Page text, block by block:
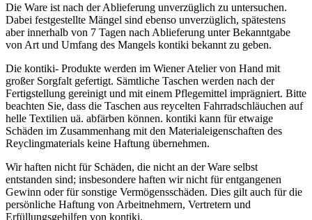
Die Ware ist nach der Ablieferung unverzüglich zu untersuchen.
Dabei festgestellte Mängel sind ebenso unverzüglich, spätestens
aber innerhalb von 7 Tagen nach Ablieferung unter Bekanntgabe
von Art und Umfang des Mangels kontiki bekannt zu geben.
Die kontiki- Produkte werden im Wiener Atelier von Hand mit
großer Sorgfalt gefertigt. Sämtliche Taschen werden nach der
Fertigstellung gereinigt und mit einem Pflegemittel imprägniert. Bitte
beachten Sie, dass die Taschen aus reycelten Fahrradschläuchen auf
helle Textilien uä. abfärben können. kontiki kann für etwaige
Schäden im Zusammenhang mit den Materialeigenschaften des
Reyclingmaterials keine Haftung übernehmen.
Wir haften nicht für Schäden, die nicht an der Ware selbst
entstanden sind; insbesondere haften wir nicht für entgangenen
Gewinn oder für sonstige Vermögensschäden. Dies gilt auch für die
persönliche Haftung von Arbeitnehmern, Vertretern und
Erfüllungsgehilfen von kontiki.